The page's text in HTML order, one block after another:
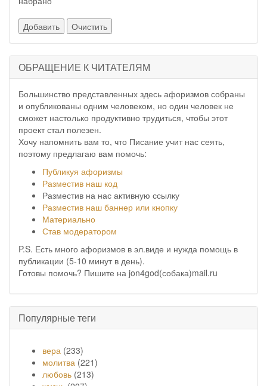
ОБРАЩЕНИЕ К ЧИТАТЕЛЯМ
Большинство представленных здесь афоризмов собраны
и опубликованы одним человеком, но один человек не
сможет настолько продуктивно трудиться, чтобы этот
проект стал полезен.
Хочу напомнить вам то, что Писание учит нас сеять,
поэтому предлагаю вам помочь:
Публикуя афоризмы
Разместив наш код
Разместив на нас активную ссылку
Разместив наш баннер или кнопку
Материально
Став модератором
P.S. Есть много афоризмов в эл.виде и нужда помощь в
публикации (5-10 минут в день).
Готовы помочь? Пишите на jon4god(собака)mail.ru
Популярные теги
вера (233)
молитва (221)
любовь (213)